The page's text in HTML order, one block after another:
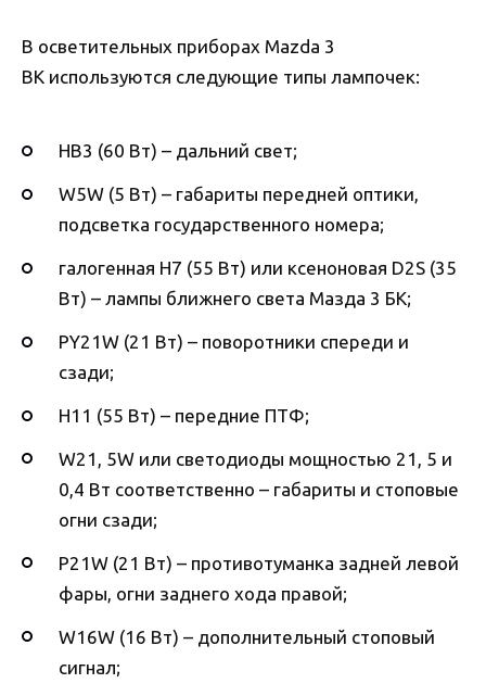
В осветительных приборах Mazda 3
BK используются следующие типы лампочек:
HB3 (60 Вт) – дальний свет;
W5W (5 Вт) – габариты передней оптики,
подсветка государственного номера;
галогенная H7 (55 Вт) или ксеноновая D2S (35
Вт) – лампы ближнего света Мазда 3 БК;
PY21W (21 Вт) – поворотники спереди и
сзади;
H11 (55 Вт) – передние ПТФ;
W21, 5W или светодиоды мощностью 21, 5 и
0,4 Вт соответственно – габариты и стоповые
огни сзади;
P21W (21 Вт) – противотуманка задней левой
фары, огни заднего хода правой;
W16W (16 Вт) – дополнительный стоповый
сигнал;